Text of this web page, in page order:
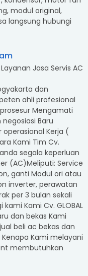
modul original,
langsung hubungi
Jasa Servis AC
dan
ahli profesional
Mengamati
Baru
Kerja (
Kami Tim Cv.
segala keperluan
(AC)Meliputi: Service
ganti Modul ori atau
inverter, perawatan
per 3 bulan sekali
Kami Cv. GLOBAL
dan bekas Kami
beli ac bekas dan
Kami melayani
membutuhkan